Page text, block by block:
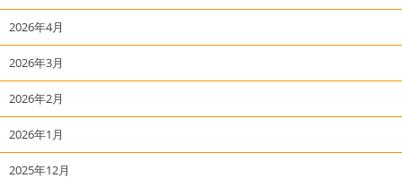
2026年4月
2026年3月
2026年2月
2026年1月
2025年12月